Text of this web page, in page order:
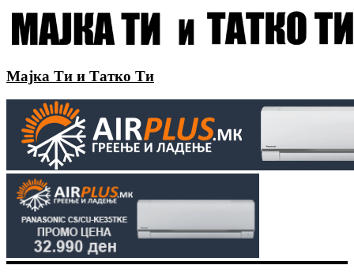
Мајка Ти и Татко Ти